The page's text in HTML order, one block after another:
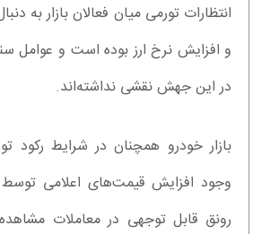
انتظارات تورمی میان فعالان بازار به
و افزایش نرخ ارز بوده است و عوامل
در این جهش نقشی نداشته‌اند.
بازار خودرو همچنان در شرایط رکود
وجود افزایش قیمت‌های اعلامی توسط
رونق قابل توجهی در معاملات